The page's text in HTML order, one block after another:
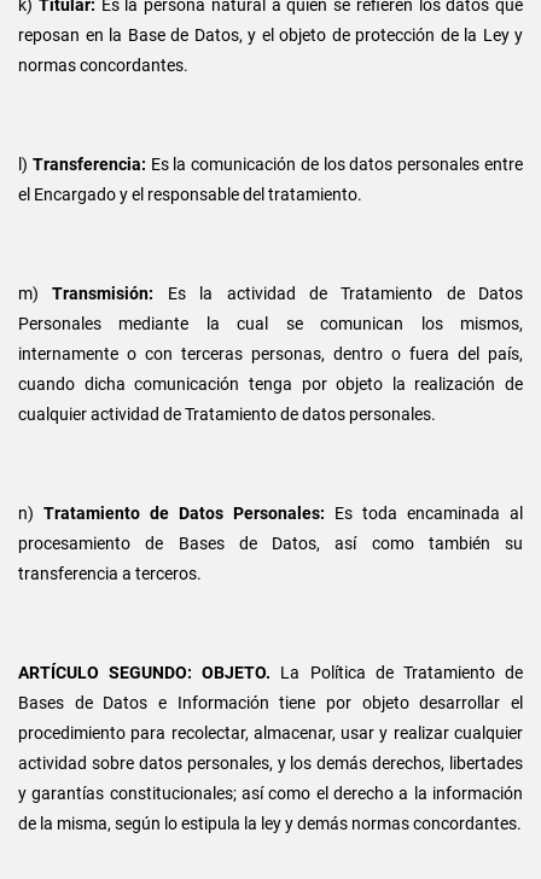
k) Titular: Es la persona natural a quien se refieren los datos que
reposan en la Base de Datos, y el objeto de protección de la Ley y
normas concordantes.
l) Transferencia: Es la comunicación de los datos personales entre
el Encargado y el responsable del tratamiento.
m)Transmisión: Es la actividad de Tratamiento de Datos
Personales mediante la cual se comunican los mismos,
internamente o con terceras personas, dentro o fuera del país,
cuando dicha comunicación tenga por objeto la realización de
cualquier actividad de Tratamiento de datos personales.
n) Tratamiento de Datos Personales: Es toda encaminada al
procesamiento de Bases de Datos, así como también su
transferencia a terceros.
ARTÍCULO SEGUNDO: OBJETO. La Política de Tratamiento de
Bases de Datos e Información tiene por objeto desarrollar el
procedimiento para recolectar, almacenar, usar y realizar cualquier
actividad sobre datos personales, y los demás derechos, libertades
y garantías constitucionales; así como el derecho a la información
de la misma, según lo estipula la ley y demás normas concordantes.